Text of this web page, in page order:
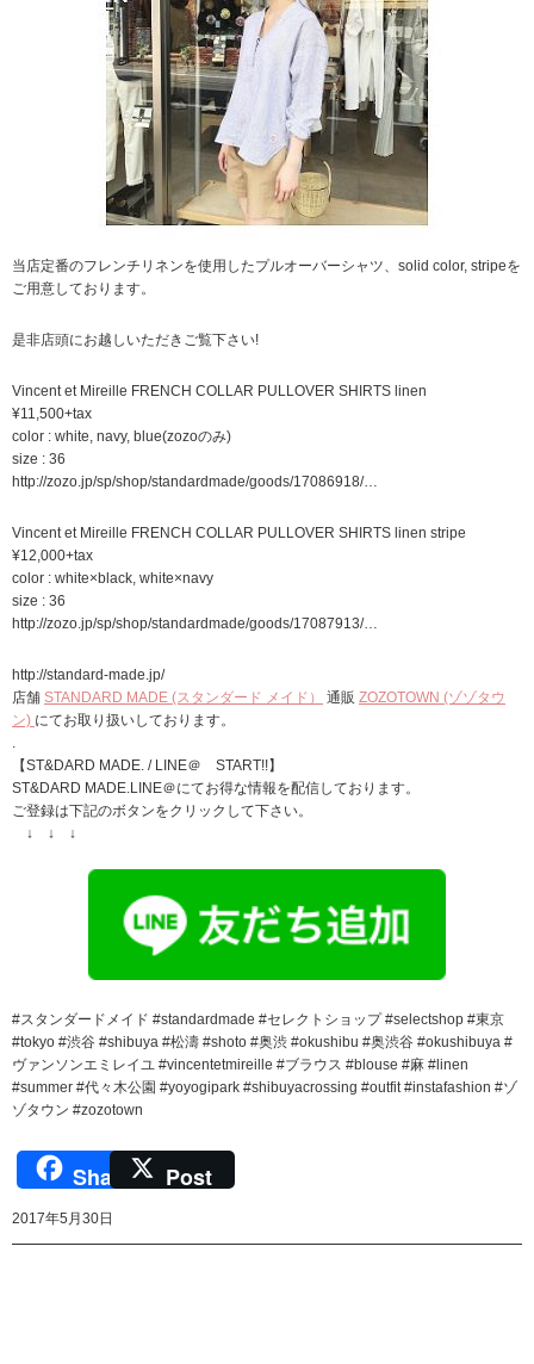
当店定番のフレンチリネンを使用したプルオーバーシャツ、solid color, stripeを
ご用意しております。
是非店頭にお越しいただきご覧下さい!
Vincent et Mireille FRENCH COLLAR PULLOVER SHIRTS linen
¥11,500+tax
color : white, navy, blue(zozoのみ)
size : 36
http://zozo.jp/sp/shop/standardmade/goods/17086918/…
Vincent et Mireille FRENCH COLLAR PULLOVER SHIRTS linen stripe
¥12,000+tax
color : white×black, white×navy
size : 36
http://zozo.jp/sp/shop/standardmade/goods/17087913/…
http://standard-made.jp/
店舗 STANDARD MADE (スタンダード メイド） 通販 ZOZOTOWN (ゾゾタウ
ン) にてお取り扱いしております。
【ST&DARD MADE. / LINE＠ START!!】
ST&DARD MADE.LINE＠にてお得な情報を配信しております。
ご登録は下記のボタンをクリックして下さい。
↓ ↓ ↓
#スタンダードメイド #standardmade #セレクトショップ #selectshop #東京
#tokyo #渋谷 #shibuya #松濤 #shoto #奥渋 #okushibu #奥渋谷 #okushibuya #
ヴァンソンエミレイユ #vincentetmireille #ブラウス #blouse #麻 #linen
#summer #代々木公園 #yoyogipark #shibuyacrossing #outfit #instafashion #ゾ
ゾタウン #zozotown
Share Post
2017年5月30日